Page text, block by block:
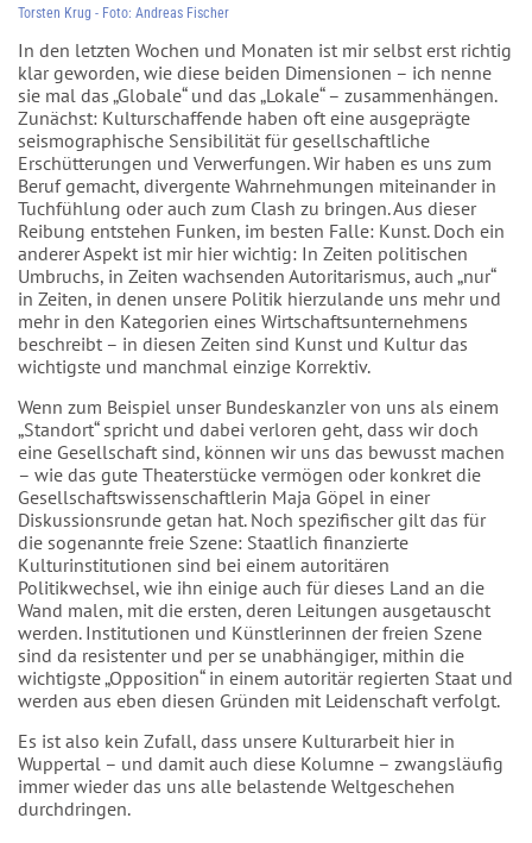
Torsten Krug - Foto: Andreas Fischer
In den letzten Wochen und Monaten ist mir selbst erst richtig
klar geworden, wie diese beiden Dimensionen – ich nenne
sie mal das „Globale“ und das „Lokale“ – zusammenhängen.
Zunächst: Kulturschaffende haben oft eine ausgeprägte
seismographische Sensibilität für gesellschaftliche
Erschütterungen und Verwerfungen. Wir haben es uns zum
Beruf gemacht, divergente Wahrnehmungen miteinander in
Tuchfühlung oder auch zum Clash zu bringen. Aus dieser
Reibung entstehen Funken, im besten Falle: Kunst. Doch ein
anderer Aspekt ist mir hier wichtig: In Zeiten politischen
Umbruchs, in Zeiten wachsenden Autoritarismus, auch „nur“
in Zeiten, in denen unsere Politik hierzulande uns mehr und
mehr in den Kategorien eines Wirtschaftsunternehmens
beschreibt – in diesen Zeiten sind Kunst und Kultur das
wichtigste und manchmal einzige Korrektiv.
Wenn zum Beispiel unser Bundeskanzler von uns als einem
„Standort“ spricht und dabei verloren geht, dass wir doch
eine Gesellschaft sind, können wir uns das bewusst machen
– wie das gute Theaterstücke vermögen oder konkret die
Gesellschaftswissenschaftlerin Maja Göpel in einer
Diskussionsrunde getan hat. Noch spezifischer gilt das für
die sogenannte freie Szene: Staatlich finanzierte
Kulturinstitutionen sind bei einem autoritären
Politikwechsel, wie ihn einige auch für dieses Land an die
Wand malen, mit die ersten, deren Leitungen ausgetauscht
werden. Institutionen und Künstlerinnen der freien Szene
sind da resistenter und per se unabhängiger, mithin die
wichtigste „Opposition“ in einem autoritär regierten Staat und
werden aus eben diesen Gründen mit Leidenschaft verfolgt.
Es ist also kein Zufall, dass unsere Kulturarbeit hier in
Wuppertal – und damit auch diese Kolumne – zwangsläufig
immer wieder das uns alle belastende Weltgeschehen
durchdringen.